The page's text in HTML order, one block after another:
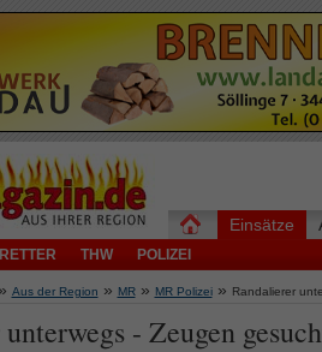
Einsätze
RETTER THW POLIZEI
» Aus der Region » MR » MR Polizei » Randalierer
- Zeugen